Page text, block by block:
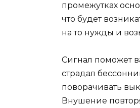
промежутках
что будет
на то нужды и
Сигнал поможет
страдал
поворачивать
Внушение